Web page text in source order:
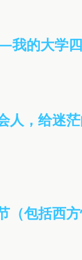
的大学
人，给迷
（包括西